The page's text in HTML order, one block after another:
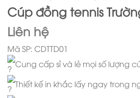
Cúp đồng tennis
Liên hệ
Mã SP: CDTTD01
Cung cấp sỉ và lẻ mọi số lượng
Thiết kế in khắc lấy ngay trong